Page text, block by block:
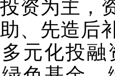
资为主，
、先造后
元化投